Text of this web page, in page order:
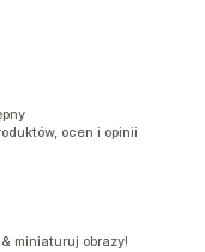
ocen i opinii
miniaturuj obrazy!